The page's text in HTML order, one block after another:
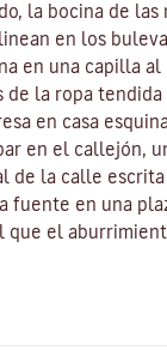
la bocina de las
en los
en una capilla al
de la ropa tendida
en casa
en el callejón,
de la calle escrita
fuente en una
que el